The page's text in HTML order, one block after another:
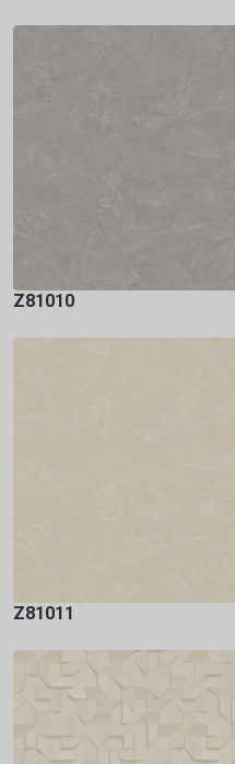
Z81010
Z81011